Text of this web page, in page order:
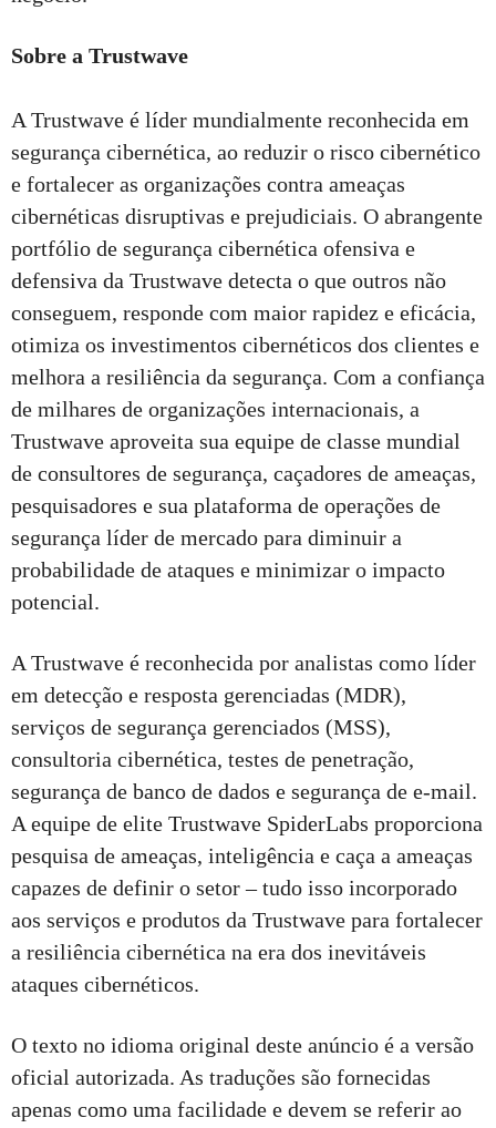
Sobre a Trustwave
A Trustwave é líder mundialmente reconhecida em
segurança cibernética, ao reduzir o risco cibernético
e fortalecer as organizações contra ameaças
cibernéticas disruptivas e prejudiciais. O abrangente
portfólio de segurança cibernética ofensiva e
defensiva da Trustwave detecta o que outros não
conseguem, responde com maior rapidez e eficácia,
otimiza os investimentos cibernéticos dos clientes e
melhora a resiliência da segurança. Com a confiança
de milhares de organizações internacionais, a
Trustwave aproveita sua equipe de classe mundial
de consultores de segurança, caçadores de ameaças,
pesquisadores e sua plataforma de operações de
segurança líder de mercado para diminuir a
probabilidade de ataques e minimizar o impacto
potencial.
A Trustwave é reconhecida por analistas como líder
em detecção e resposta gerenciadas (MDR),
serviços de segurança gerenciados (MSS),
consultoria cibernética, testes de penetração,
segurança de banco de dados e segurança de e-mail.
A equipe de elite Trustwave SpiderLabs proporciona
pesquisa de ameaças, inteligência e caça a ameaças
capazes de definir o setor – tudo isso incorporado
aos serviços e produtos da Trustwave para fortalecer
a resiliência cibernética na era dos inevitáveis
ataques cibernéticos.
O texto no idioma original deste anúncio é a versão
oficial autorizada. As traduções são fornecidas
apenas como uma facilidade e devem se referir ao